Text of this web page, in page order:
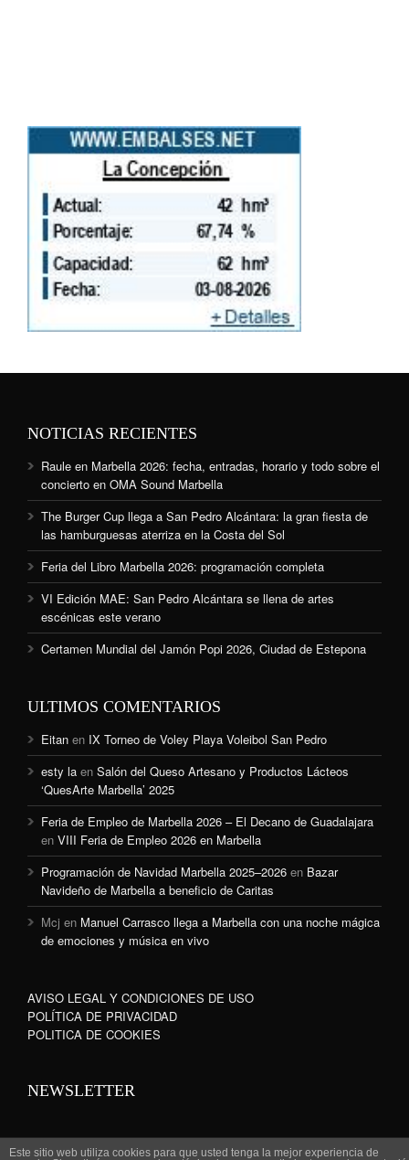
NOTICIAS RECIENTES
Raule en Marbella 2026: fecha, entradas, horario y todo sobre el
concierto en OMA Sound Marbella
The Burger Cup llega a San Pedro Alcántara: la gran fiesta de
las hamburguesas aterriza en la Costa del Sol
Feria del Libro Marbella 2026: programación completa
VI Edición MAE: San Pedro Alcántara se llena de artes
escénicas este verano
Certamen Mundial del Jamón Popi 2026, Ciudad de Estepona
ULTIMOS COMENTARIOS
Eitan en IX Torneo de Voley Playa Voleibol San Pedro
esty la en Salón del Queso Artesano y Productos Lácteos
‘QuesArte Marbella’ 2025
Feria de Empleo de Marbella 2026 – El Decano de Guadalajara
en VIII Feria de Empleo 2026 en Marbella
Programación de Navidad Marbella 2025–2026 en Bazar
Navideño de Marbella a beneficio de Caritas
Mcj en Manuel Carrasco llega a Marbella con una noche mágica
de emociones y música en vivo
AVISO LEGAL Y CONDICIONES DE USO
POLÍTICA DE PRIVACIDAD
POLITICA DE COOKIES
NEWSLETTER
Este sitio web utiliza cookies para que usted tenga la mejor experiencia de